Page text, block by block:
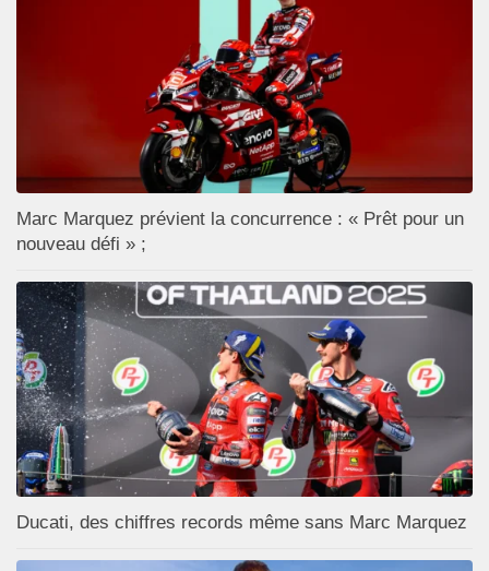
Marc Marquez prévient la concurrence : « Prêt pour un
nouveau défi » ;
Ducati, des chiffres records même sans Marc Marquez